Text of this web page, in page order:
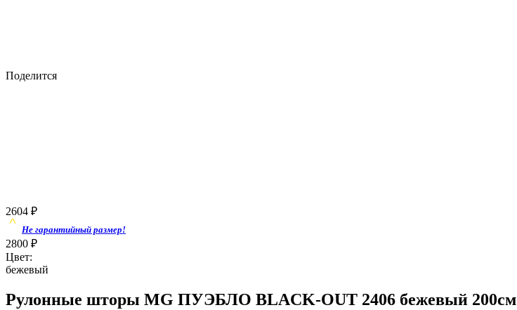
Поделится
2604 ₽
Не гарантийный размер!
2800 ₽
Цвет:
бежевый
Рулонные шторы MG ПУЭБЛО BLACK-OUT 2406 бежевый 200см